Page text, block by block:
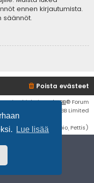
Lue lisää
ennen kirjautumista.
säännöt.
Poista evästeet
ohjelmistophpBB® Forum
Software © phpBB Limited
(lurttinen, harritapio, Pettis)